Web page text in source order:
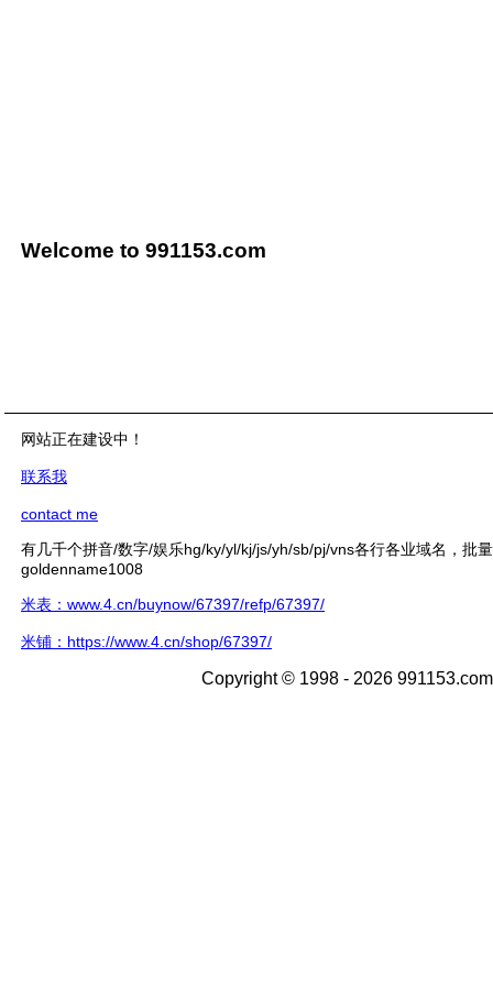
Welcome to 991153.com
网站正在建设中！
联系我
contact me
有几千个拼音/数字/娱乐hg/ky/yl/kj/js/yh/sb/pj/vns各行各业域名，批
goldenname1008
米表：www.4.cn/buynow/67397/refp/67397/
米铺：https://www.4.cn/shop/67397/
Copyright © 1998 - 2026